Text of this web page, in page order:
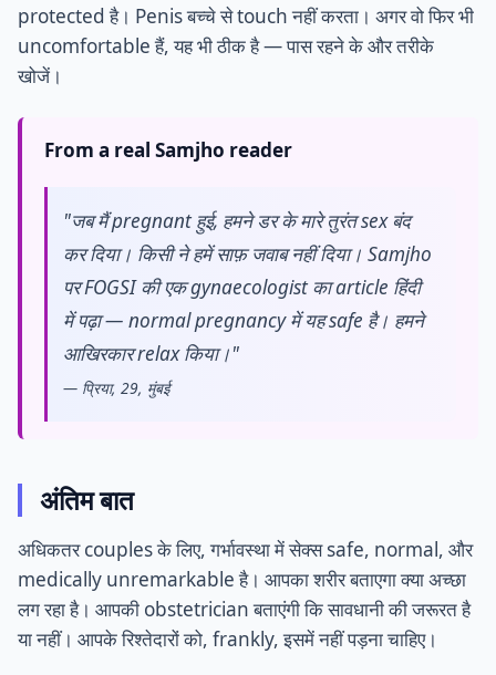
protected है। Penis बच्चे से touch नहीं करता। अगर वो फिर भी
uncomfortable हैं, यह भी ठीक है — पास रहने के और तरीके
खोजें।
From a real Samjho reader
"जब मैं pregnant हुई, हमने डर के मारे तुरंत sex बंद
कर दिया। किसी ने हमें साफ़ जवाब नहीं दिया। Samjho
पर FOGSI की एक gynaecologist का article हिंदी
में पढ़ा — normal pregnancy में यह safe है। हमने
आखिरकार relax किया।"
— प्रिया, 29, मुंबई
अंतिम बात
अधिकतर couples के लिए, गर्भावस्था में सेक्स safe, normal, और
medically unremarkable है। आपका शरीर बताएगा क्या अच्छा
लग रहा है। आपकी obstetrician बताएंगी कि सावधानी की जरूरत है
या नहीं। आपके रिश्तेदारों को, frankly, इसमें नहीं पड़ना चाहिए।